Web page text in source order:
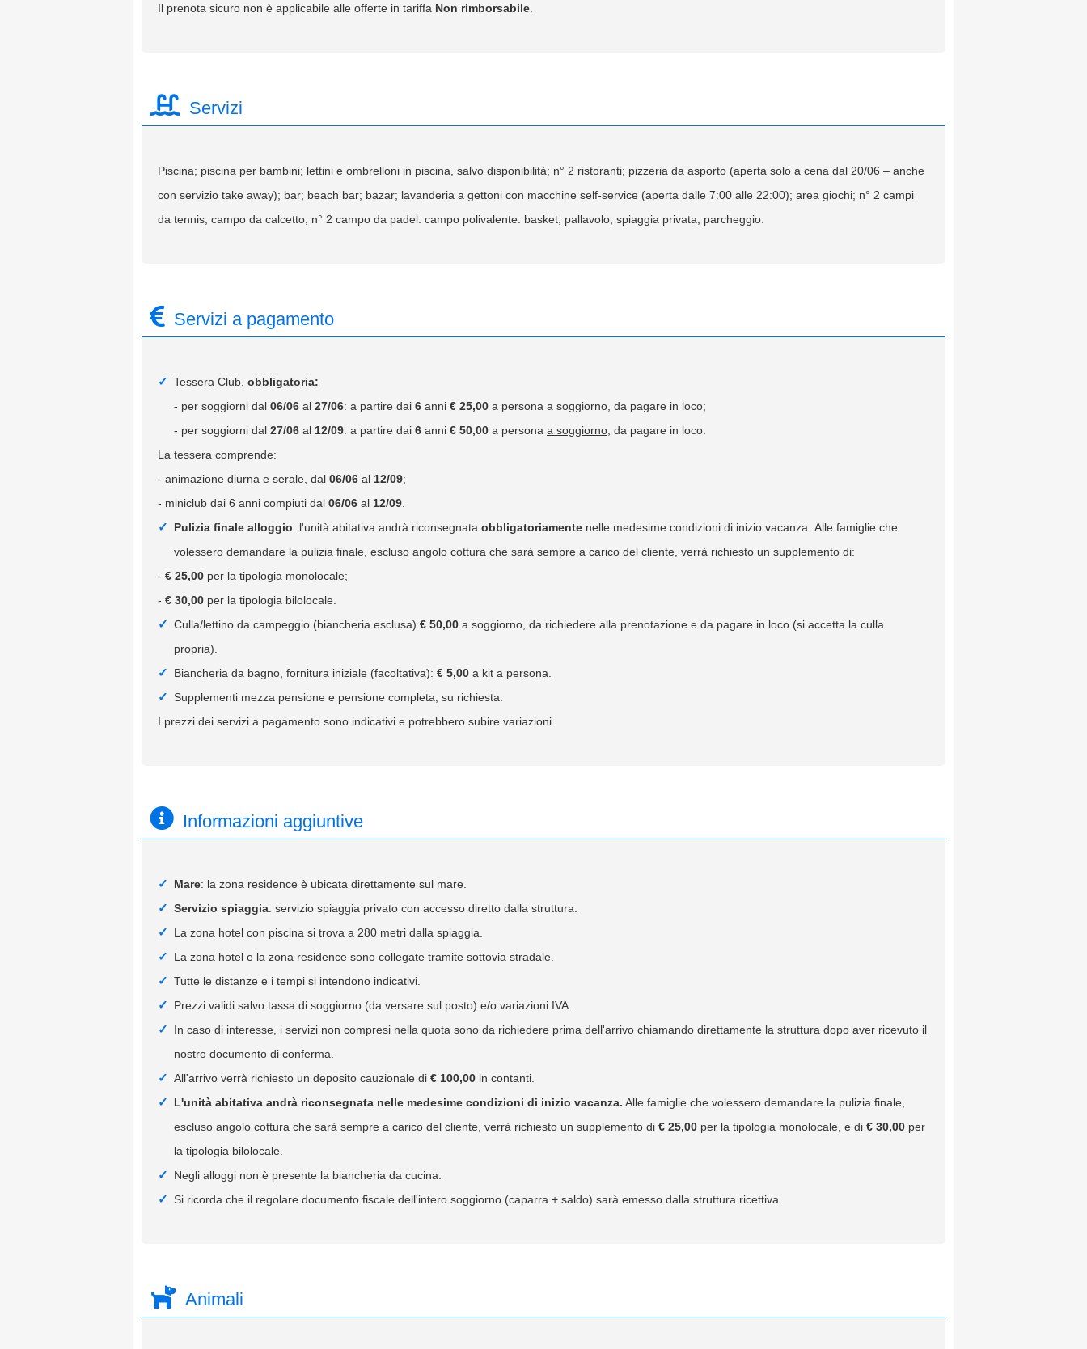
Il prenota sicuro non è applicabile alle offerte in tariffa Non rimborsabile
Servizi
Piscina; piscina per bambini; lettini e ombrelloni in piscina, salvo disponibilità; n° 2 ristoranti; pizzeria da asporto (aperta solo a cena dal 20/06 – anche
con servizio take away); bar; beach bar; bazar; lavanderia a gettoni con macchine self-service (aperta dalle 7:00 alle 22:00); area giochi; n° 2 campi
da tennis; campo da calcetto; n° 2 campo da padel: campo polivalente: basket, pallavolo; spiaggia privata; parcheggio.
Servizi a pagamento
Tessera Club, obbligatoria:
- per soggiorni dal 06/06 al 27/06: a partire dai 6 anni € 25,00 a persona a soggiorno, da pagare in loco;
- per soggiorni dal 27/06 al 12/09: a partire dai 6 anni € 50,00 a persona a soggiorno , da pagare in loco.
La tessera comprende:
- animazione diurna e serale, dal 06/06 al 12/09;
- miniclub dai 6 anni compiuti dal 06/06 al 12/09
Pulizia finale alloggio: l'unità abitativa andrà riconsegnata obbligatoriamente nelle medesime condizioni di inizio vacanza. Alle famiglie che
volessero demandare la pulizia finale, escluso angolo cottura che sarà sempre a carico del cliente, verrà richiesto un supplemento di:
- € 25,00 per la tipologia monolocale;
- € 30,00 per la tipologia bilolocale.
Culla/lettino da campeggio (biancheria esclusa) € 50,00 a soggiorno, da richiedere alla prenotazione e da pagare in loco (si accetta la culla
propria).
Biancheria da bagno, fornitura iniziale (facoltativa): € 5,00 a kit a persona.
Supplementi mezza pensione e pensione completa, su richiesta.
I prezzi dei servizi a pagamento sono indicativi e potrebbero subire variazioni.
Informazioni aggiuntive
Mare: la zona residence è ubicata direttamente sul mare.
Servizio spiaggia: servizio spiaggia privato con accesso diretto dalla struttura.
La zona hotel con piscina si trova a 280 metri dalla spiaggia.
La zona hotel e la zona residence sono collegate tramite sottovia stradale.
Tutte le distanze e i tempi si intendono indicativi.
Prezzi validi salvo tassa di soggiorno (da versare sul posto) e/o variazioni IVA.
In caso di interesse, i servizi non compresi nella quota sono da richiedere prima dell'arrivo chiamando direttamente la struttura dopo aver ricevuto il
nostro documento di conferma.
All'arrivo verrà richiesto un deposito cauzionale di € 100,00 in contanti.
L'unità abitativa andrà riconsegnata nelle medesime condizioni di inizio vacanza. Alle famiglie che volessero demandare la pulizia finale,
escluso angolo cottura che sarà sempre a carico del cliente, verrà richiesto un supplemento di € 25,00 per la tipologia monolocale, e di € 30,00 per
la tipologia bilolocale.
Negli alloggi non è presente la biancheria da cucina.
Si ricorda che il regolare documento fiscale dell'intero soggiorno (caparra + saldo) sarà emesso dalla struttura ricettiva.
Animali